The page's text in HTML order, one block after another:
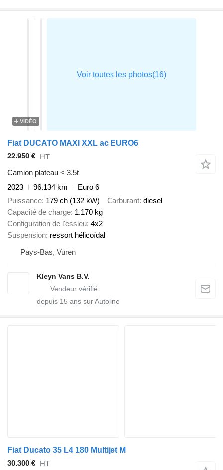
VIDÉO
Fiat DUCATO MAXI XXL ac EURO6
22.950 € HT
Camion plateau < 3.5t
2023
96.134 km
Euro 6
Puissance 179 ch (132 kW) Carburant diesel
Capacité de charge 1.170 kg
Configuration de l'essieu 4x2
Suspension ressort hélicoïdal
Pays-Bas, Vuren
Kleyn Vans B.V.
depuis 15 ans sur Autoline
Fiat Ducato 35 L4 180 Multijet M
30.300 € HT